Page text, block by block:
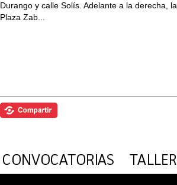
Durango y calle Solís. Adelante a la derecha, la
Plaza Zab...